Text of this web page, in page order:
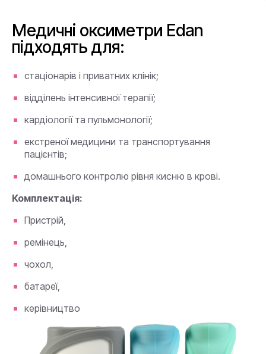
Медичні оксиметри Edan
підходять для:
стаціонарів і приватних клінік;
відділень інтенсивної терапії;
кардіології та пульмонології;
екстреної медицини та транспортування
пацієнтів;
домашнього контролю рівня кисню в крові.
Комплектація:
Пристрій,
ремінець,
чохол,
батареї,
керівництво